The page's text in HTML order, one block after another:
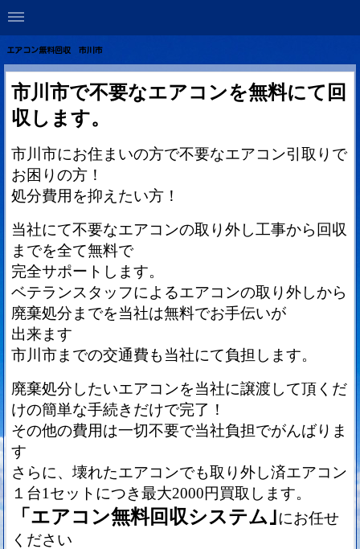
エアコン無料回収 市川市
市川市で不要なエアコンを無料にて回
収します。
市川市にお住まいの方で不要なエアコン引取りで
お困りの方！
処分費用を抑えたい方！
当社にて不要なエアコンの取り外し工事から回収
までを全て無料で
完全サポートします。
ベテランスタッフによるエアコンの取り外しから
廃棄処分までを当社は無料でお手伝いが
出来ます
市川市までの交通費も当社にて負担します。
廃棄処分したいエアコンを当社に譲渡して頂くだ
けの簡単な手続きだけで完了！
その他の費用は一切不要で当社負担でがんばりま
す
さらに、壊れたエアコンでも取り外し済エアコン
１台1セットにつき最大2000円買取します。
「エアコン無料回収システム｣にお任せ
ください